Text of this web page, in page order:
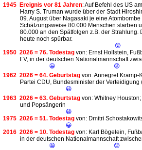
1945 Ereignis vor 81 Jahren: Auf Befehl des US
Harry S. Truman wurde über der Stadt
09. August über Nagasaki je eine
Schätzungsweise 80.000 Menschen starben
80.000 an den Spätfolgen z.B. der Strahlung.
heute noch spürbar.
😲
1950 2026 = 76. Todestag von: Ernst Hollstein,
FV, in der deutschen Nationalmannschaft
😀
😟
1962 2026 = 64. Geburtstag von: Annegret Kramp-
Partei CDU, Bundesminister der Verteidigung
😀
1963 2026 = 63. Geburtstag von: Whitney
und Popsängerin
😀
1975 2026 = 51. Todestag von: Dmitri
😀
2016 2026 = 10. Todestag von: Karl Bögelein,
in der deutschen Nationalmannschaft
😀
😟